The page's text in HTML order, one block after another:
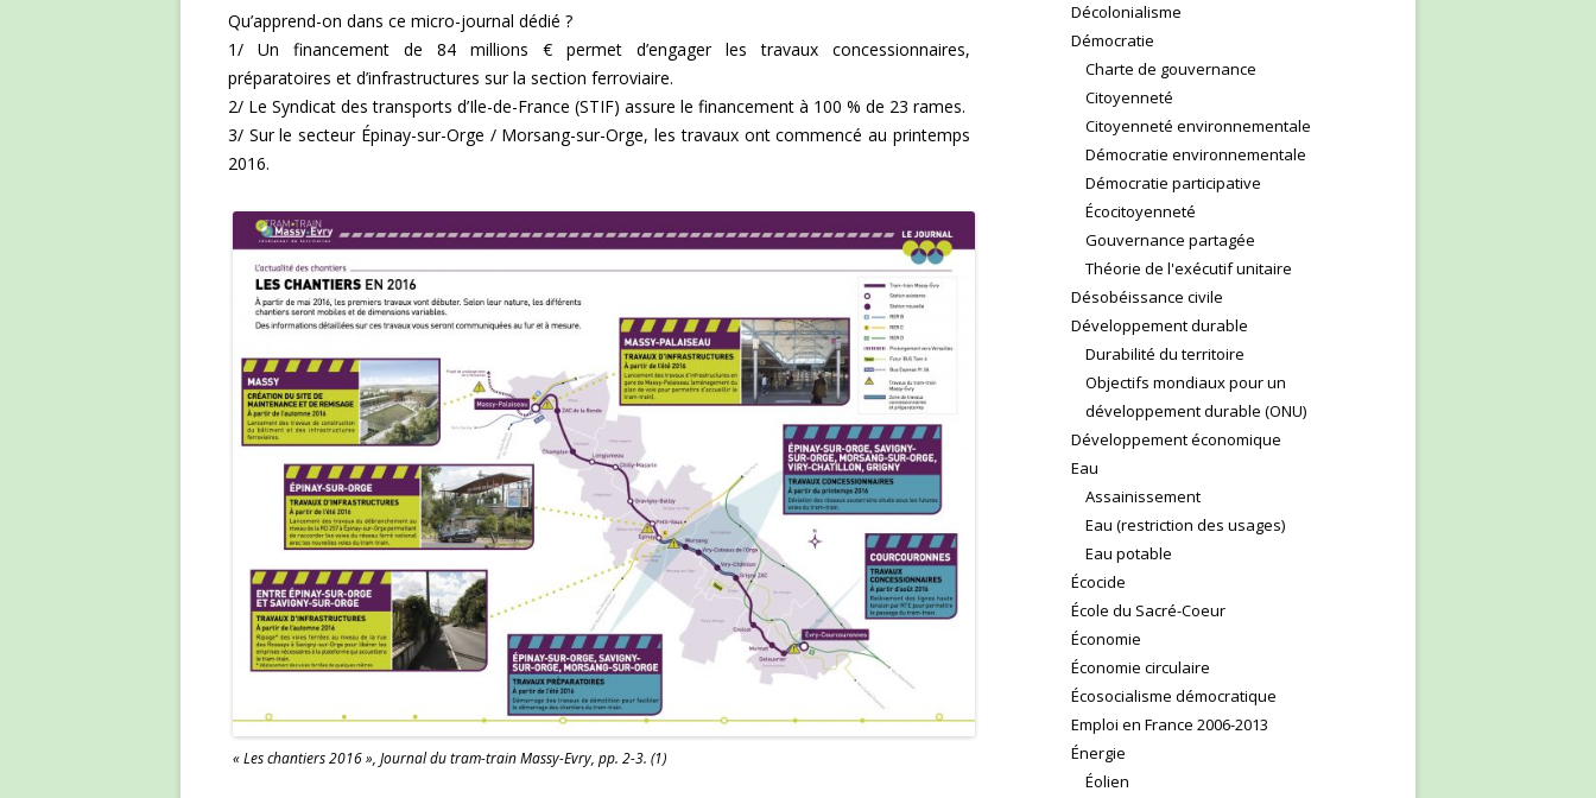
Qu’apprend-on dans ce micro-journal dédié ?
1/ Un financement de 84 millions € permet d’engager les travaux concessionnaires,
préparatoires et d’infrastructures sur la section ferroviaire.
2/ Le Syndicat des transports d’Ile-de-France (STIF) assure le financement à 100 % de 23 rames.
3/ Sur le secteur Épinay-sur-Orge / Morsang-sur-Orge, les travaux ont commencé au printemps
2016.
« Les chantiers 2016 », Journal du tram-train Massy-Evry, pp. 2-3. (1)
Décolonialisme
Démocratie
Charte de gouvernance
Citoyenneté
Citoyenneté environnementale
Démocratie environnementale
Démocratie participative
Écocitoyenneté
Gouvernance partagée
Théorie de l'exécutif unitaire
Désobéissance civile
Développement durable
Durabilité du territoire
Objectifs mondiaux pour un
développement durable (ONU)
Développement économique
Eau
Assainissement
Eau (restriction des usages)
Eau potable
Écocide
École du Sacré-Coeur
Économie
Économie circulaire
Écosocialisme démocratique
Emploi en France 2006-2013
Énergie
Éolien